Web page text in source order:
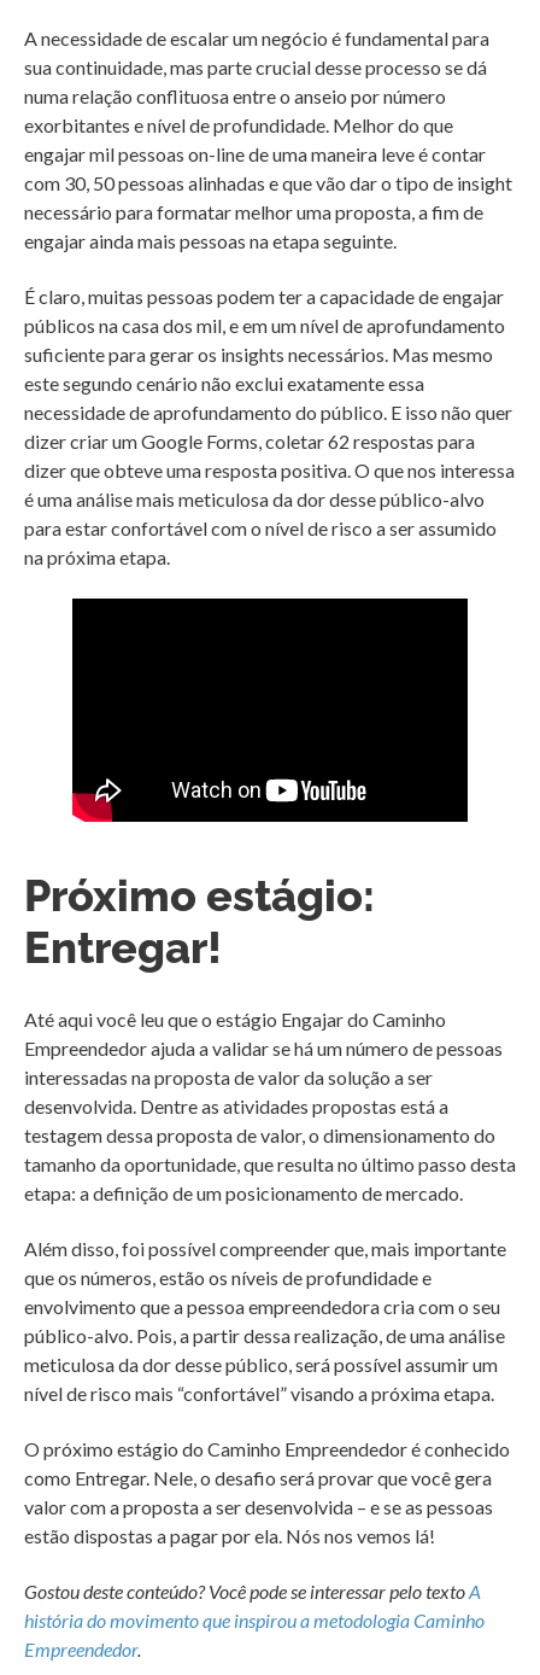
A necessidade de escalar um negócio é fundamental para
sua continuidade, mas parte crucial desse processo se dá
numa relação conflituosa entre o anseio por número
exorbitantes e nível de profundidade. Melhor do que
engajar mil pessoas on-line de uma maneira leve é contar
com 30, 50 pessoas alinhadas e que vão dar o tipo de insight
necessário para formatar melhor uma proposta, a fim de
engajar ainda mais pessoas na etapa seguinte.
É claro, muitas pessoas podem ter a capacidade de engajar
públicos na casa dos mil, e em um nível de aprofundamento
suficiente para gerar os insights necessários. Mas mesmo
este segundo cenário não exclui exatamente essa
necessidade de aprofundamento do público. E isso não quer
dizer criar um Google Forms, coletar 62 respostas para
dizer que obteve uma resposta positiva. O que nos interessa
é uma análise mais meticulosa da dor desse público-alvo
para estar confortável com o nível de risco a ser assumido
na próxima etapa.
Próximo estágio:
Entregar!
Até aqui você leu que o estágio Engajar do Caminho
Empreendedor ajuda a validar se há um número de pessoas
interessadas na proposta de valor da solução a ser
desenvolvida. Dentre as atividades propostas está a
testagem dessa proposta de valor, o dimensionamento do
tamanho da oportunidade, que resulta no último passo desta
etapa: a definição de um posicionamento de mercado.
Além disso, foi possível compreender que, mais importante
que os números, estão os níveis de profundidade e
envolvimento que a pessoa empreendedora cria com o seu
público-alvo. Pois, a partir dessa realização, de uma análise
meticulosa da dor desse público, será possível assumir um
nível de risco mais “confortável” visando a próxima etapa.
O próximo estágio do Caminho Empreendedor é conhecido
como Entregar. Nele, o desafio será provar que você gera
valor com a proposta a ser desenvolvida – e se as pessoas
estão dispostas a pagar por ela. Nós nos vemos lá!
Gostou deste conteúdo? Você pode se interessar pelo textoA
história do movimento que inspirou a metodologia Caminho
Empreendedor.